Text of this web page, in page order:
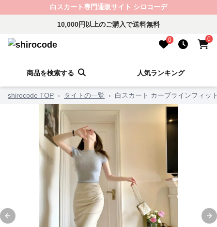
白スカート専門通販サイト シロコーデ
10,000円以上のご購入で送料無料
0 0
商品を検索する 人気ランキング
shirocode TOP › タイトの一覧 › 白スカート カーブラインフィッ
Previous slide